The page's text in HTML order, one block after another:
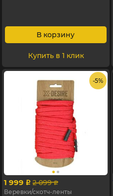
В корзину
Купить в 1 клик
- 5%
1 999 p 2 099 p
Веревки/скотч-ленты